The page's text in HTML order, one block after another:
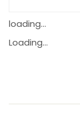
loading...
Loading...